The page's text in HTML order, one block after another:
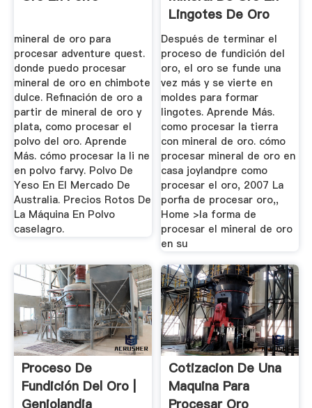
mineral de oro para
procesar adventure quest.
donde puedo procesar
mineral de oro en chimbote
dulce. Refinación de oro a
partir de mineral de oro y
plata, como procesar el
polvo del oro. Aprende
Más. cómo procesar la li ne
en polvo farvy. Polvo De
Yeso En El Mercado De
Australia. Precios Rotos De
La Máquina En Polvo
caselagro.
Lingotes De Oro
Después de terminar el
proceso de fundición del
oro, el oro se funde una
vez más y se vierte en
moldes para formar
lingotes. Aprende Más.
como procesar la tierra
con mineral de oro. cómo
procesar mineral de oro en
casa joylandpre como
procesar el oro, 2007 La
porfia de procesar oro,,
Home >la forma de
procesar el mineral de oro
en su
Proceso De
Fundición Del Oro |
Geniolandia
Cotizacion De Una
Maquina Para
Procesar Oro